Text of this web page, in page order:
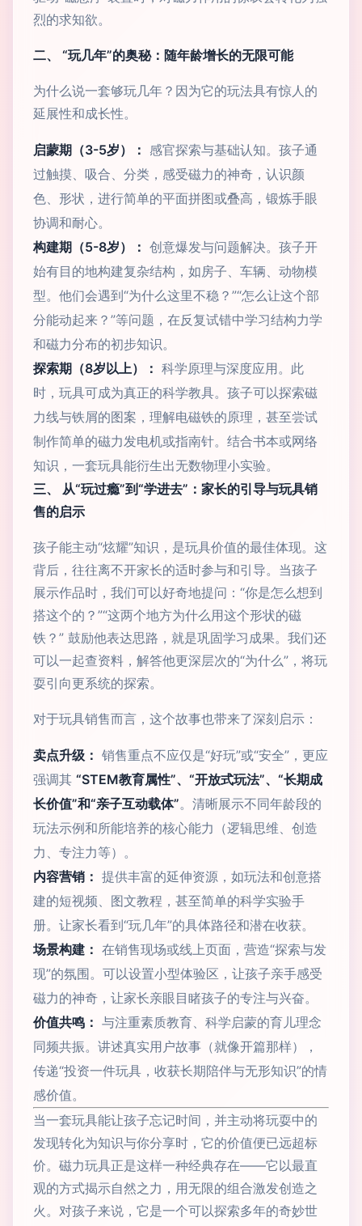
烈的求知欲。
二、 “玩几年”的奥秘：随年龄增长的无限可能
为什么说一套够玩几年？因为它的玩法具有惊人的
延展性和成长性。
启蒙期（3-5岁）： 感官探索与基础认知。孩子通
过触摸、吸合、分类，感受磁力的神奇，认识颜
色、形状，进行简单的平面拼图或叠高，锻炼手眼
协调和耐心。
构建期（5-8岁）： 创意爆发与问题解决。孩子开
始有目的地构建复杂结构，如房子、车辆、动物模
型。他们会遇到“为什么这里不稳？”“怎么让这个部
分能动起来？”等问题，在反复试错中学习结构力学
和磁力分布的初步知识。
探索期（8岁以上）： 科学原理与深度应用。此
时，玩具可成为真正的科学教具。孩子可以探索磁
力线与铁屑的图案，理解电磁铁的原理，甚至尝试
制作简单的磁力发电机或指南针。结合书本或网络
知识，一套玩具能衍生出无数物理小实验。
三、 从“玩过瘾”到“学进去”：家长的引导与玩具销
售的启示
孩子能主动“炫耀”知识，是玩具价值的最佳体现。这
背后，往往离不开家长的适时参与和引导。当孩子
展示作品时，我们可以好奇地提问：“你是怎么想到
搭这个的？”“这两个地方为什么用这个形状的磁
铁？” 鼓励他表达思路，就是巩固学习成果。我们还
可以一起查资料，解答他更深层次的“为什么”，将玩
耍引向更系统的探索。
对于玩具销售而言，这个故事也带来了深刻启示：
卖点升级： 销售重点不应仅是“好玩”或“安全”，更应
强调其 “STEM教育属性”、“开放式玩法”、“长期成
长价值”和“亲子互动载体”。清晰展示不同年龄段的
玩法示例和所能培养的核心能力（逻辑思维、创造
力、专注力等）。
内容营销： 提供丰富的延伸资源，如玩法和创意搭
建的短视频、图文教程，甚至简单的科学实验手
册。让家长看到“玩几年”的具体路径和潜在收获。
场景构建： 在销售现场或线上页面，营造“探索与发
现”的氛围。可以设置小型体验区，让孩子亲手感受
磁力的神奇，让家长亲眼目睹孩子的专注与兴奋。
价值共鸣： 与注重素质教育、科学启蒙的育儿理念
同频共振。讲述真实用户故事（就像开篇那样），
传递“投资一件玩具，收获长期陪伴与无形知识”的情
感价值。
当一套玩具能让孩子忘记时间，并主动将玩耍中的
发现转化为知识与你分享时，它的价值便已远超标
价。磁力玩具正是这样一种经典存在——它以最直
观的方式揭示自然之力，用无限的组合激发创造之
火。对孩子来说，它是一个可以探索多年的奇妙世